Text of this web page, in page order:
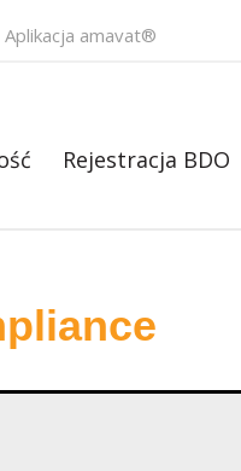
Aplikacja amavat®
Rejestracja BDO